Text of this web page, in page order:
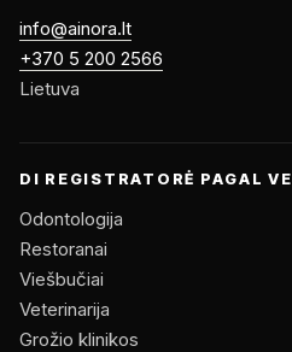
info@ainora.lt
+370 5 200 2566
Lietuva
DI REGISTRATORĖ PAGAL
Odontologija
Restoranai
Viešbučiai
Veterinarija
Grožio klinikos